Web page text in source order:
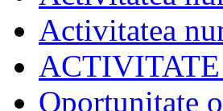
Activitatea
Oportunitate